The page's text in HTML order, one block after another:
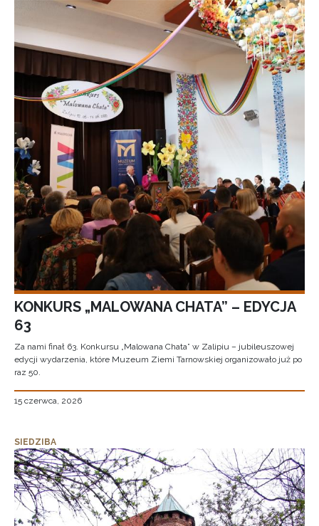
KONKURS „MALOWANA CHATA” – EDYCJA
63
Za nami finał 63. Konkursu „Malowana Chata” w Zalipiu – jubileuszowej
edycji wydarzenia, które Muzeum Ziemi Tarnowskiej organizowało już po
raz 50.
15 czerwca, 2026
SIEDZIBA